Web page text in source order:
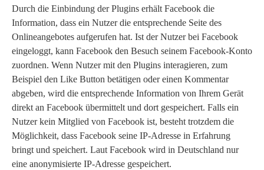
Durch die Einbindung der Plugins erhält Facebook die
Information, dass ein Nutzer die entsprechende Seite des
Onlineangebotes aufgerufen hat. Ist der Nutzer bei Facebook
eingeloggt, kann Facebook den Besuch seinem Facebook-Konto
zuordnen. Wenn Nutzer mit den Plugins interagieren, zum
Beispiel den Like Button betätigen oder einen Kommentar
abgeben, wird die entsprechende Information von Ihrem Gerät
direkt an Facebook übermittelt und dort gespeichert. Falls ein
Nutzer kein Mitglied von Facebook ist, besteht trotzdem die
Möglichkeit, dass Facebook seine IP-Adresse in Erfahrung
bringt und speichert. Laut Facebook wird in Deutschland nur
eine anonymisierte IP-Adresse gespeichert.